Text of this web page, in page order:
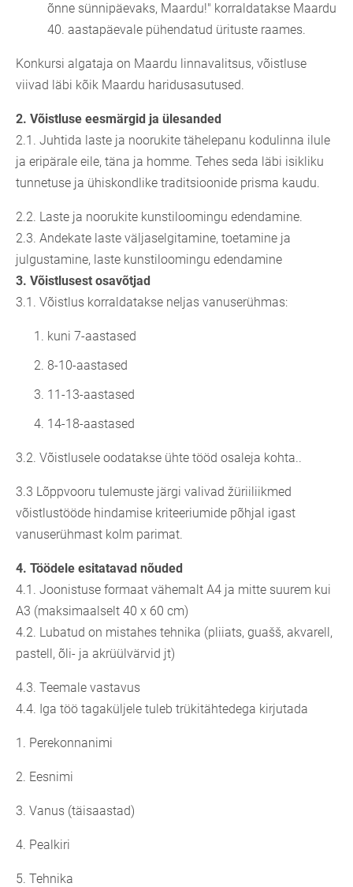
õnne sünnipäevaks, Maardu!" korraldatakse Maardu
40. aastapäevale pühendatud ürituste raames.
Konkursi algataja on Maardu linnavalitsus, võistluse
viivad läbi kõik Maardu haridusasutused.
2. Võistluse eesmärgid ja ülesanded
2.1. Juhtida laste ja noorukite tähelepanu kodulinna ilule
ja eripärale eile, täna ja homme. Tehes seda läbi isikliku
tunnetuse ja ühiskondlike traditsioonide prisma kaudu.
2.2. Laste ja noorukite kunstiloomingu edendamine.
2.3. Andekate laste väljaselgitamine, toetamine ja
julgustamine, laste kunstiloomingu edendamine
3. Võistlusest osavõtjad
3.1. Võistlus korraldatakse neljas vanuserühmas:
kuni 7-aastased
8-10-aastased
11-13-aastased
14-18-aastased
3.2. Võistlusele oodatakse ühte tööd osaleja kohta..
3.3 Lõppvooru tulemuste järgi valivad žüriiliikmed
võistlustööde hindamise kriteeriumide põhjal igast
vanuserühmast kolm parimat.
4. Töödele esitatavad nõuded
4.1. Joonistuse formaat vähemalt A4 ja mitte suurem kui
A3 (maksimaalselt 40 x 60 cm)
4.2. Lubatud on mistahes tehnika (pliiats, guašš, akvarell,
pastell, õli- ja akrüülvärvid jt)
4.3. Teemale vastavus
4.4. Iga töö tagaküljele tuleb trükitähtedega kirjutada
1. Perekonnanimi
2. Eesnimi
3. Vanus (täisaastad)
4. Pealkiri
5. Tehnika